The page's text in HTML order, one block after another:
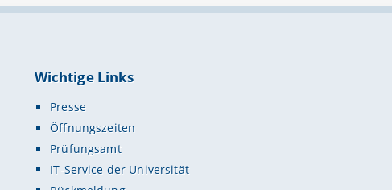
Wichtige Links
Presse
Öffnungszeiten
Prüfungsamt
IT-Service der Universität